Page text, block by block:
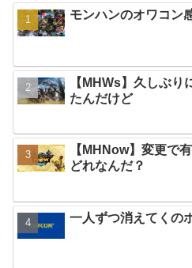
モンハンのオワコン
【MHWs】久しぶ
たんだけど
【MHNow】変更で
どれなんだ？
一人ずつ消えてくの